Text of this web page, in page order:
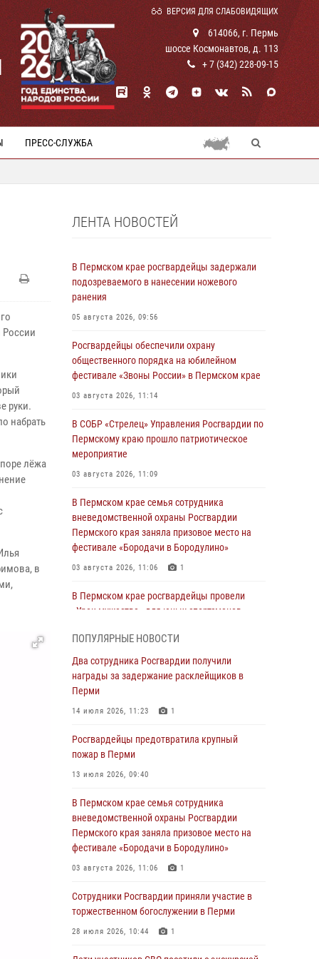
ВЕРСИЯ ДЛЯ СЛАБОВИДЯЩИХ
614066, г. Пермь
шоссе Космонавтов, д. 113
+ 7 (342) 228-09-15
ПРЕСС-СЛУЖБА
России
руки.
набрать
лёжа
в
ЛЕНТА НОВОСТЕЙ
В Пермском крае росгвардейцы задержали
подозреваемого в нанесении ножевого
ранения
05 августа 2026, 09:56
Росгвардейцы обеспечили охрану
общественного порядка на юбилейном
фестивале «Звоны России» в Пермском крае
03 августа 2026, 11:14
В СОБР «Стрелец» Управления Росгвардии по
Пермскому краю прошло патриотическое
мероприятие
03 августа 2026, 11:09
В Пермском крае семья сотрудника
вневедомственной охраны Росгвардии
Пермского края заняла призовое место на
фестивале «Бородачи в Бородулино»
03 августа 2026, 11:06 1
В Пермском крае росгвардейцы провели
«Урок мужества» для юных спортсменов
Росгвардеец спас тонущую женщину в
Пермском крае
30 июля 2026, 05:19
торжественном богослужении в Перми
28 июля 2026, 10:44
при задержании участников преступной
группы в Пермском крае
28 июля 2026, 06:15
Сотрудник СОБР «Стрелец» провели встречу
Росгвардией»
24 июля 2026, 08:45 2
ПОПУЛЯРНЫЕ НОВОСТИ
Два сотрудника Росгвардии получили
награды за задержание расклейщиков в
Перми
14 июля 2026, 11:23 1
Росгвардейцы предотвратила крупный
пожар в Перми
13 июля 2026, 09:40
В Пермском крае семья сотрудника
вневедомственной охраны Росгвардии
Пермского края заняла призовое место на
фестивале «Бородачи в Бородулино»
03 августа 2026, 11:06 1
Сотрудники Росгвардии приняли участие в
торжественном богослужении в Перми
28 июля 2026, 10:44 1